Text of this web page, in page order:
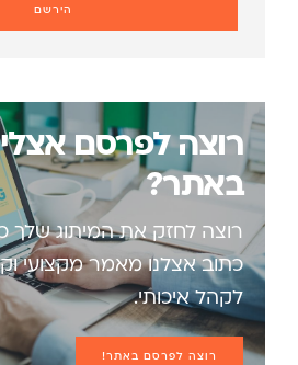
הירשם
רוצה לפרסם
באתר?
רוצה לחזק את המיתוג שלך
כתוב אצלנו מאמר מקצועי
לקהל איכותי.
רוצה לפרסם באתר!